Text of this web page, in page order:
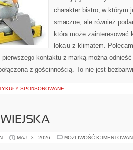
charakter bistro, w którym
smaczne, ale również
która może zainteresować
lokalu z klimatem.
pierwszego kontaktu z marką można
z gościnnością. To nie jest
SPONSOROWANE
MAJ - 3 - 2026 MOŻLIWOŚĆ